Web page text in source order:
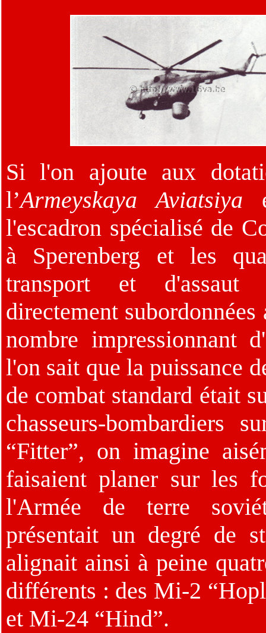
Si l'on ajoute aux
l’Armeyskaya Aviatsiya
l'escadron spécialisé de
à Sperenberg et les
transport et d'assaut
directement
nombre impressionnant
l'on sait que la puissance
de combat standard était
chasseurs-bombardiers
“Fitter”, on imagine
faisaient planer sur les
l'Armée de terre
présentait un degré de
alignait ainsi à peine
différents : des Mi-2
et Mi-24 “Hind”.